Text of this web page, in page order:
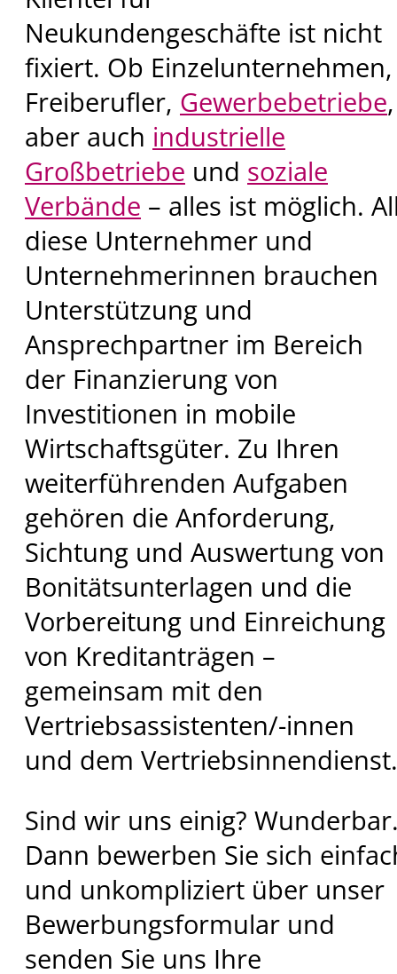
Neukundengeschäfte ist nicht
fixiert. Ob Einzelunternehmen,
Freiberufler, Gewerbebetriebe
aber auch industrielle
Großbetriebe und soziale
Verbände – alles ist möglich.
diese Unternehmer und
Unternehmerinnen brauchen
Unterstützung und
Ansprechpartner im Bereich
der Finanzierung von
Investitionen in mobile
Wirtschaftsgüter. Zu Ihren
weiterführenden Aufgaben
gehören die Anforderung,
Sichtung und Auswertung von
Bonitätsunterlagen und die
Vorbereitung und Einreichung
von Kreditanträgen –
gemeinsam mit den
Vertriebsassistenten/-innen
und dem Vertriebsinnendienst.
Sind wir uns einig?
Dann bewerben Sie sich
und unkompliziert über unser
Bewerbungsformular und
senden Sie uns Ihre